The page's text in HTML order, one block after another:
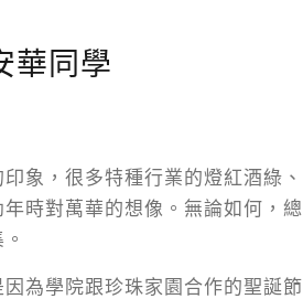
華同學
象，很多特種行業的燈紅酒綠、
時對萬華的想像。無論如何，總
為學院跟珍珠家園合作的聖誕節